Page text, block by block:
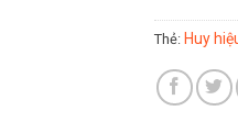
Thẻ: Huy